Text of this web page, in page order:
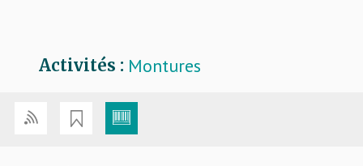
qui a contribué à consolider notre
excellente réputation sur le marché.
Activités : Montures